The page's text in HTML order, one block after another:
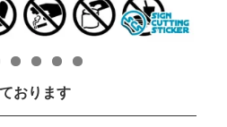
おります